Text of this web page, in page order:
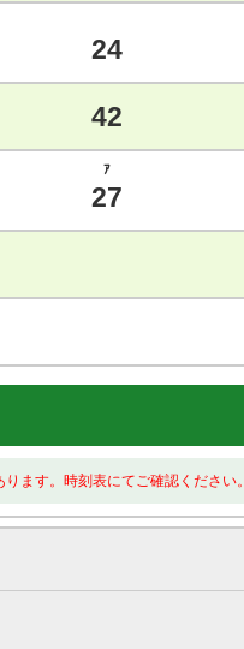
24
42
ｱ
27
ます。時刻表にてご確認ください。